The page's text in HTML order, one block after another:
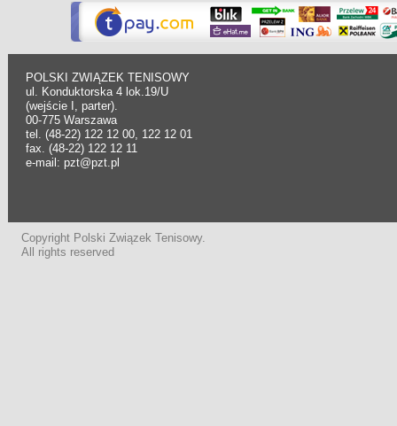
POLSKI ZWIĄZEK TENISOWY
ul. Konduktorska 4 lok.19/U
(wejście I, parter).
00-775 Warszawa
tel. (48-22) 122 12 00, 122 12 01
fax. (48-22) 122 12 11
e-mail: pzt@pzt.pl
Copyright Polski Związek Tenisowy.
All rights reserved